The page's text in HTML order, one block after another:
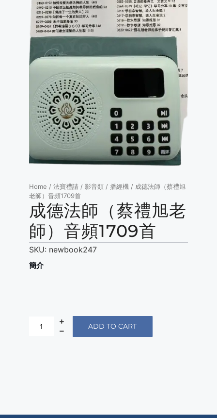
Home / 法寶禮請 / 影音類 / 播經機 / 成德法師（蔡禮旭
老師）音頻1709首
成德法師（蔡禮旭老
師）音頻1709首
SKU: newbook247
簡介
ADD TO CART